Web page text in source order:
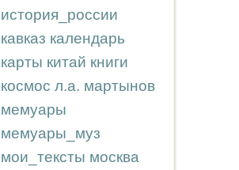
история_россии
кавказ календарь
карты китай книги
космос л.а. мартынов
мемуары
мемуары_муз
мои_тексты москва